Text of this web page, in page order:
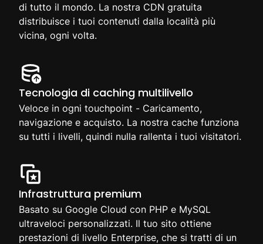
di tutto il mondo. La nostra CDN gratuita
distribuisce i tuoi contenuti dalla località più
vicina, ogni volta.
Tecnologia di caching multilivello
Veloce in ogni touchpoint - Caricamento,
navigazione e acquisto. La nostra cache funziona
su tutti i livelli, quindi nulla rallenta i tuoi visitatori.
Infrastruttura premium
Basato su Google Cloud con PHP e MySQL
ultraveloci personalizzati. Il tuo sito ottiene
prestazioni di livello Enterprise, che si tratti di un